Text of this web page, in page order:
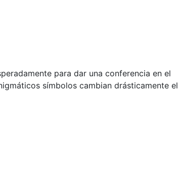
para dar una conferencia en el
símbolos cambian drásticamente el